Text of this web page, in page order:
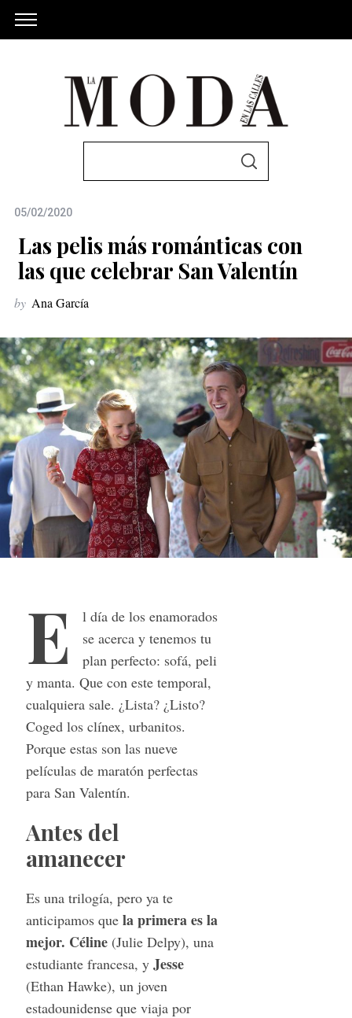
c
f
o
:
S
05/02/2020
Las pelis más románticas con
las que celebrar San Valentín
by Ana García
E
l día de los enamorados
se acerca y tenemos tu
plan perfecto: sofá, peli
y manta. Que con este temporal,
cualquiera sale. ¿Lista? ¿Listo?
Coged los clínex, urbanitos.
Porque estas son las nueve
películas de maratón perfectas
para San Valentín.
Antes del
amanecer
Es una trilogía, pero ya te
anticipamos que la primera es la
mejor. Céline(Julie Delpy), una
estudiante francesa, y Jesse
(Ethan Hawke), un joven
estadounidense que viaja por